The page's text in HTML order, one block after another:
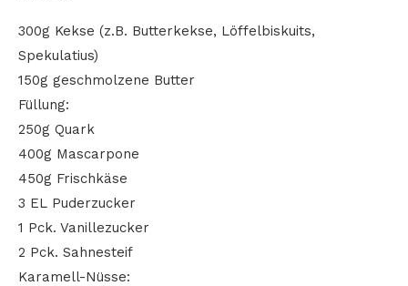
300g Kekse (z.B. Butterkekse, Löffelbiskuits,
Spekulatius)
150g geschmolzene Butter
Füllung:
250g Quark
400g Mascarpone
450g Frischkäse
3 EL Puderzucker
1 Pck. Vanillezucker
2 Pck. Sahnesteif
Karamell-Nüsse: